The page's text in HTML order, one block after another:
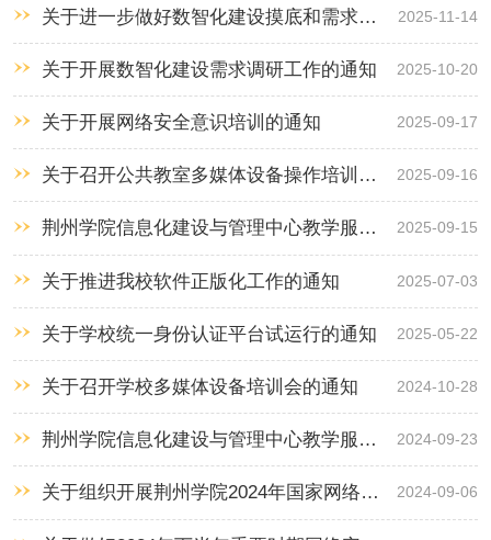
上线的通知
关于进一步做好数智化建设摸底和需求分
析工作的通知
2025-11-14
关于开展数智化建设需求调研工作的通知 2025-10-20
关于开展网络安全意识培训的通知 2025-09-17
​关于召开公共教室多媒体设备操作培训会
议的通知
2025-09-16
荆州学院信息化建设与管理中心教学服务
科 勤工助学团队招聘公告
2025-09-15
关于推进我校软件正版化工作的通知 2025-07-03
关于学校统一身份认证平台试运行的通知 2025-05-22
关于召开学校多媒体设备培训会的通知 2024-10-28
荆州学院信息化建设与管理中心教学服务
科勤工助学团队招聘公告
2024-09-23
关于组织开展荆州学院2024年国家网络安 2024-09-06